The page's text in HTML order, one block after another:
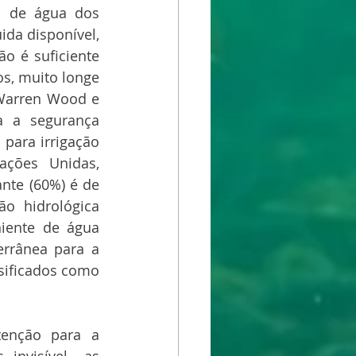
de água dos
disponível,
é suficiente
muito longe
Wood e
a segurança
irrigação
Unidas,
(60%) é de
hidrológica
de água
para a
como
para a